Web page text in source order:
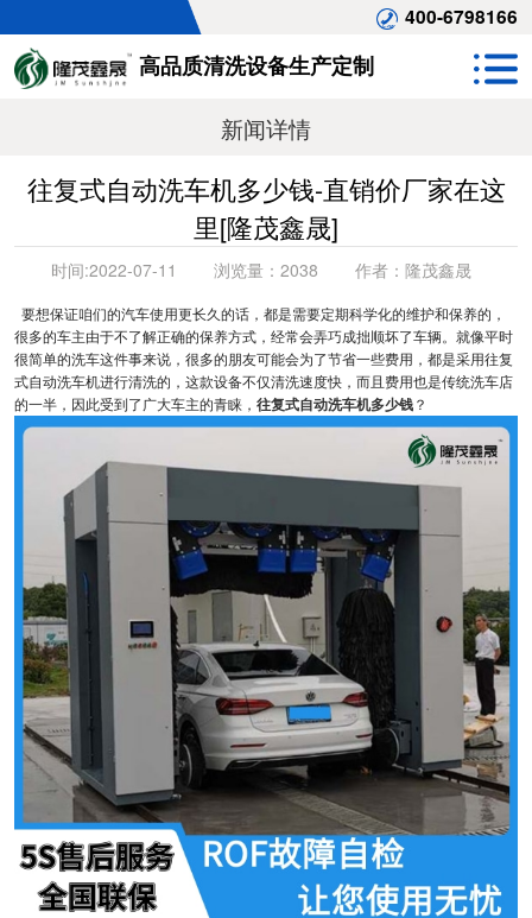
400-6798166
高品质清洗设备生产定制
新闻详情
往复式自动洗车机多少钱-直销价厂家在这
里[隆茂鑫晟]
时间:2022-07-11 浏览量： 2038 作者： 隆茂鑫晟
要想保证咱们的汽车使用更长久的话，都是需要定期科学化的维护和保养的，
很多的车主由于不了解正确的保养方式，经常会弄巧成拙顺坏了车辆。就像平时
很简单的洗车这件事来说，很多的朋友可能会为了节省一些费用，都是采用往复
式自动洗车机进行清洗的，这款设备不仅清洗速度快，而且费用也是传统洗车店
的一半，因此受到了广大车主的青睐， 往复式自动洗车机多少钱？